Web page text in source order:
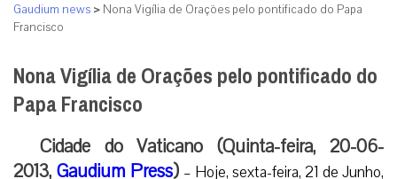
Gaudium news > Nona Vigília de Orações pelo pontificado do Papa
Francisco
Nona Vigília de Orações pelo pontificado do
Papa Francisco
Cidade do Vaticano (Quinta-feira, 20-06-
2013,Gaudium Press) – Hoje, sexta-feira, 21 de Junho,